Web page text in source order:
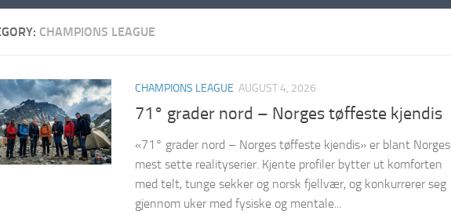
CHAMPIONS LEAGUE
CHAMPIONS LEAGUE AUGUST 4, 2026
71° grader nord – Norges tøffeste kjendis
«71° grader nord – Norges tøffeste kjendis» er blant Norges
mest sette realityserier. Kjente profiler bytter ut komforten
med telt, tunge sekker og norsk fjellvær, og konkurrerer seg
gjennom uker med fysiske og mentale...